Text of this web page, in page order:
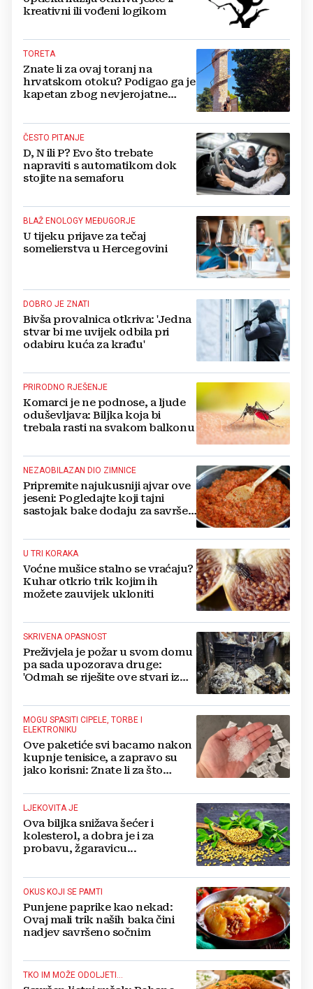
kreativni ili vođeni logikom
TORETA
Znate li za ovaj toranj na
hrvatskom otoku? Podigao ga je
kapetan zbog nevjerojatne
ČESTO PITANJE
D, N ili P? Evo što trebate
napraviti s automatikom dok
stojite na semaforu
BLAŽ ENOLOGY MEĐUGORJE
U tijeku prijave za tečaj
somelierstva u Hercegovini
DOBRO JE ZNATI
Bivša provalnica otkriva: 'Jedna
stvar bi me uvijek odbila pri
odabiru kuća za krađu'
PRIRODNO RJEŠENJE
Komarci je ne podnose, a ljude
oduševljava: Biljka koja bi
trebala rasti na svakom balkonu
NEZAOBILAZAN DIO ZIMNICE
Pripremite najukusniji ajvar ove
jeseni: Pogledajte koji tajni
sastojak bake dodaju za savršen
U TRI KORAKA
Voćne mušice stalno se vraćaju?
Kuhar otkrio trik kojim ih
možete zauvijek ukloniti
SKRIVENA OPASNOST
Preživjela je požar u svom domu
pa sada upozorava druge:
'Odmah se riješite ove stvari iz
MOGU SPASITI CIPELE, TORBE I
ELEKTRONIKU
Ove paketiće svi bacamo nakon
kupnje tenisice, a zapravo su
jako korisni: Znate li za što
LJEKOVITA JE
Ova biljka snižava šećer i
kolesterol, a dobra je i za
probavu, žgaravicu...
OKUS KOJI SE PAMTI
Punjene paprike kao nekad:
Ovaj mali trik naših baka čini
nadjev savršeno sočnim
TKO IM MOŽE ODOLJETI...